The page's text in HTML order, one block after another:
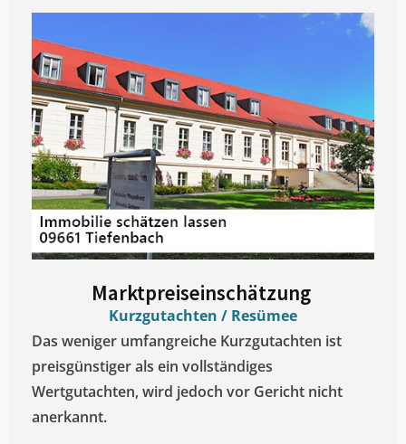
Marktpreiseinschätzung ​
Kurzgutachten / Resümee
Das weniger umfangreiche Kurzgutachten ist
preisgünstiger als ein vollständiges
Wertgutachten, wird jedoch vor Gericht nicht
anerkannt.